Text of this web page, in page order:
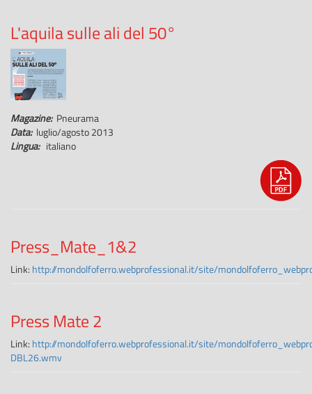
L'aquila sulle ali del 50°
Magazine: Pneurama
Data: luglio/agosto 2013
Lingua: italiano
Press_Mate_1&2
Link: http://mondolfoferro.webprofessional.it/site/
Press Mate 2
Link: http://mondolfoferro.webprofessional.it/site/
DBL26.wmv